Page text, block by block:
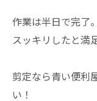
作業は半日で完了。
スッキリしたと満
剪定なら青い便利
い！